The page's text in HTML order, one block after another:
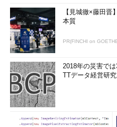
【見城徹×藤田
本質
PR(FINCHI on
2018年の災害で
TTデータ経営研